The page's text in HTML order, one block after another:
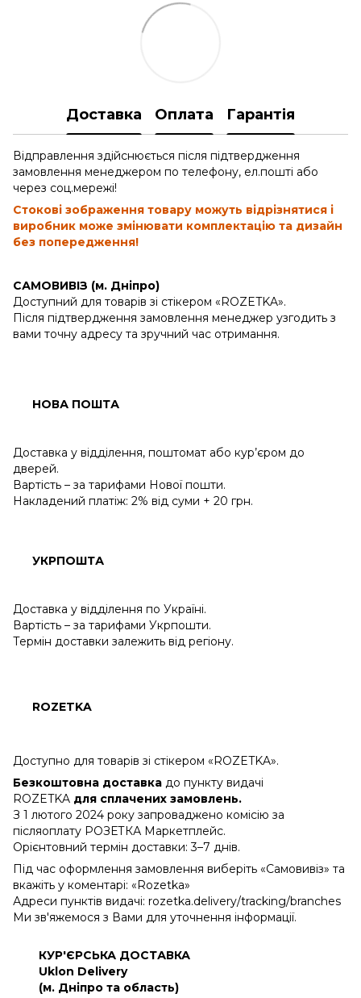
Доставка Оплата Гарантія
Відправлення здійснюється після підтвердження
замовлення менеджером по телефону, ел.пошті або
через соц.мережі!
Стокові зображення товару можуть відрізнятися і
виробник може змінювати комплектацію та дизайн
без попередження!
САМОВИВІЗ (м. Дніпро)
Доступний для товарів зі стікером «ROZETKA».
Після підтвердження замовлення менеджер узгодить з
вами точну адресу та зручний час отримання.
НОВА ПОШТА
Доставка у відділення, поштомат або кур’єром до
дверей.
Вартість – за тарифами Нової пошти.
Накладений платіж: 2% від суми + 20 грн.
УКРПОШТА
Доставка у відділення по Україні.
Вартість – за тарифами Укрпошти.
Термін доставки залежить від регіону.
ROZETKA
Доступно для товарів зі стікером «ROZETKA».
Безкоштовна доставка до пункту видачі
ROZETKA для сплачених замовлень.
З 1 лютого 2024 року запроваджено комісію за
післяоплату РОЗЕТКА Маркетплейс.
Орієнтовний термін доставки: 3–7 днів.
Під час оформлення замовлення виберіть «Самовивіз» та
вкажіть у коментарі: «Rozetka»
Адреси пунктів видачі: rozetka.delivery/tracking/branches
Ми зв'яжемося з Вами для уточнення інформації.
КУР'ЄРСЬКА ДОСТАВКА
Uklon Delivery
(м. Дніпро та область)